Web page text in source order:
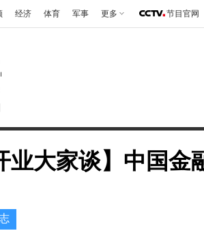
经济 体育 军事 更多 节目官网
业大家谈】中国金